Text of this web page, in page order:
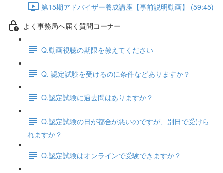
第15期アドバイザー養成講座【事前説明動画】 (59:45)
よく事務局へ届く質問コーナー
Q.動画視聴の期限を教えてください
Q. 認定試験を受けるのに条件などありますか？
Q.認定試験に過去問はありますか？
Q.認定試験の日が都合が悪いのですが、別日で受けら
れますか？
Q.認定試験はオンラインで受験できますか？